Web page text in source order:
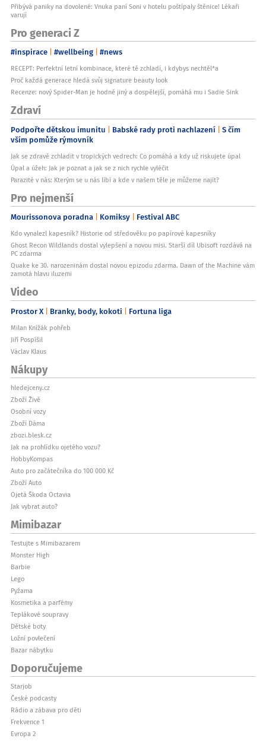
Přibývá paniky na dovolené: Vnuka paní Soni v hotelu poštípaly štěnice! Lékaři
varují
Pro generaci Z
#inspirace #wellbeing #news
RECEPT: Perfektní letní kombinace, které tě zchladí, i kdybys nechtěl*a
Proč každá generace hledá svůj signature beauty look
Recenze: nový Spider-Man je hodně jiný a dospělejší, pomáhá mu i Sadie Sink
Zdraví
Podpořte dětskou imunitu Babské rady proti nachlazení S čím
vším pomůže rýmovník
Jak se zdravě zchladit v tropických vedrech: Co pomáhá a kdy už riskujete úpal
Úpal a úžeh: Jak je poznat a jak se z nich rychle vyléčit
Parazité v nás: Kterým se u nás líbí a kde v našem těle je můžeme najít?
Pro nejmenší
Mourissonova poradna Komiksy Festival ABC
Kdo vynalezl kapesník? Historie od středověku po papírové kapesníky
Ghost Recon Wildlands dostal vylepšení a novou misi. Starší díl Ubisoft rozdává na
PC zdarma
Quake ke 30. narozeninám dostal novou epizodu zdarma. Dawn of the Machine vám
zamotá hlavu iluzemi
Video
Prostor X Branky, body, kokoti Fortuna liga
Milan Knížák pohřeb
Jiří Pospíšil
Václav Klaus
Nákupy
hledejceny.cz
Zboží Živě
Osobní vozy
Zboží Dáma
zbozi.blesk.cz
Jak na prohlídku ojetého vozu?
HobbyKompas
Auto pro začátečníka do 100 000 Kč
Zboží Auto
Ojetá Škoda Octavia
Jak vybrat auto?
Mimibazar
Testujte s Mimibazarem
Monster High
Barbie
Lego
Pyžama
Kosmetika a parfémy
Teplákové soupravy
Dětské boty
Ložní povlečení
Bazar nábytku
Doporučujeme
Starjob
České podcasty
Rádio a zábava pro děti
Frekvence 1
Evropa 2